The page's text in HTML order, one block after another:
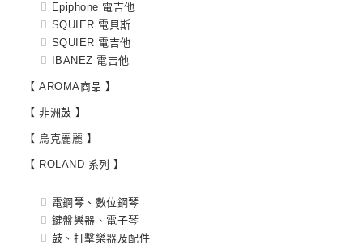
Epiphone 電吉他
SQUIER 電貝斯
SQUIER 電吉他
IBANEZ 電吉他
【 AROMA商品 】
【 非洲鼓 】
【 烏克麗麗 】
【 ROLAND 系列 】
電鋼琴、數位鋼琴
鍵盤樂器、電子琴
鼓、打擊樂器及配件